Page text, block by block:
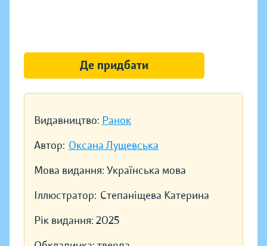
Видавництво: Ранок
Автор: Оксана Лущевська
Мова видання: Українська мова
Іллюстратор: Степаніщева Катерина
Рік видання: 2025
Де придбати